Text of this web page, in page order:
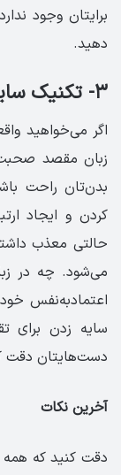
برایتان وجود
دهید.
۳- تکنیک سایه به همراه زبان بدن
اگر می‌خواهید
زبان مقصد
بدن‌تان راحت
کردن و ایجاد
حالتی معذب
می‌شود. چه در
اعتمادبه‌نفس
سایه زدن برای
دست‌هایتان دقت
آخرین نکات
دقت کنید که همه